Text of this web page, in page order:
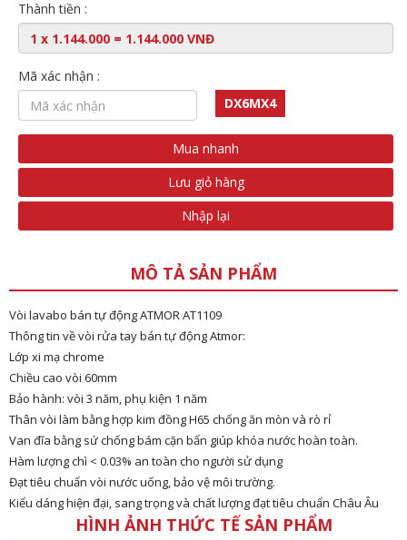
Thành tiền :
Mã xác nhận :
DX6MX4
Mua nhanh
Lưu giỏ hàng
Nhập lại
MÔ TẢ SẢN PHẨM
Vòi lavabo bán tự động ATMOR AT1109
Thông tin về vòi rửa tay bán tự động Atmor:
Lớp xi mạ chrome
Chiều cao vòi 60mm
Bảo hành: vòi 3 năm, phụ kiện 1 năm
Thân vòi làm bằng hợp kim đồng H65 chống ăn mòn và rò rỉ
Van đĩa bằng sứ chống bám cặn bẩn giúp khóa nước hoàn toàn.
Hàm lượng chì < 0.03% an toàn cho người sử dụng
Đạt tiêu chuẩn vòi nước uống, bảo vệ môi trường.
Kiểu dáng hiện đại, sang trọng và chất lượng đạt tiêu chuẩn Châu Âu
HÌNH ẢNH THỨC TẾ SẢN PHẨM